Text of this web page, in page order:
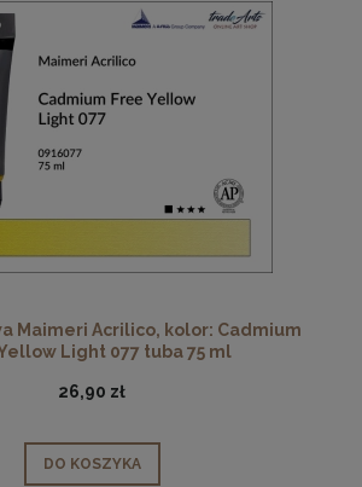
Maimeri Acrilico, kolor: Cadmium
Light 077 tuba 75 ml
26,90 zł
DO KOSZYKA